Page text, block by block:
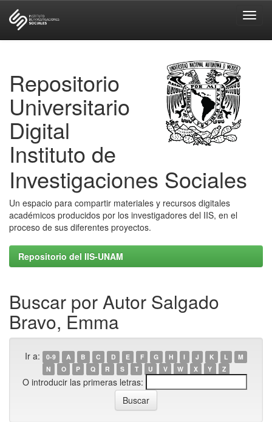
Repositorio
Universitario
Digital
Instituto de
Investigaciones Sociales
Un espacio para compartir materiales y recursos digitales
académicos producidos por los investigadores del IIS, en el
proceso de sus diferentes proyectos.
Repositorio del IIS-UNAM
Buscar por Autor Salgado
Bravo, Emma
Ir a: 0-9 A B C D E F G H I J K L
M
N
O P Q R S T U V W X Y Z
O introducir las primeras letras: